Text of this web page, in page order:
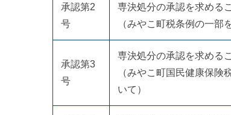
承認第2
号
専決処分の承認を求める
（みやこ町税条例の一部
承認第3
号
専決処分の承認を求める
（みやこ町国民健康保険
いて）